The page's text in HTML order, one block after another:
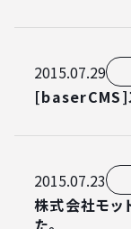
2015.07.29
[baserCMS]
2015.07.23
株式会社モッ
た。